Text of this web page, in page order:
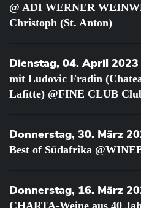
@ ADI WERNER
Christoph (St. Anton)
Dienstag, 04. April 2023
mit Ludovic Fradin
Lafitte) @FINE CLUB
Donnerstag, 30. März
Best of Südafrika
Donnerstag, 16. März